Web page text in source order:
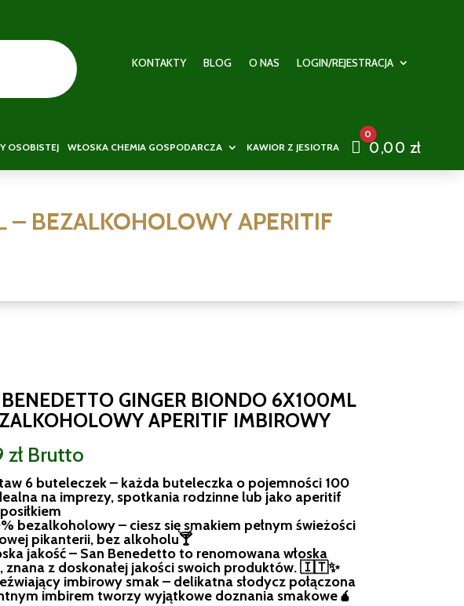
KONTAKTY BLOG O NAS LOGIN/REJESTRACJA
OSOBISTEJ WŁOSKA CHEMIA GOSPODARCZA KAWIOR Z JESIOTRA Cart
0
0,00 zł
BEZALKOHOLOWY APERITIF
GINGER BIONDO 6X100ML
APERITIF IMBIROWY
zł Brutto
6 buteleczek – każda buteleczka o pojemności 100
na imprezy, spotkania rodzinne lub jako aperitif
bezalkoholowy – ciesz się smakiem pełnym świeżości
pikanterii, bez alkoholu🍸
jakość – San Benedetto to renomowana włoska
znana z doskonałej jakości swoich produktów. 🇮🇹✨
imbirowy smak – delikatna słodycz połączona
imbirem tworzy wyjątkowe doznania smakowe🧉